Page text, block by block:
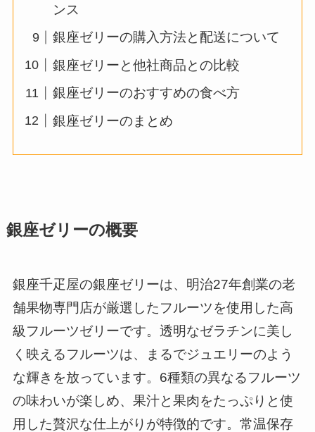
ンス
銀座ゼリーの購入方法と配送について
銀座ゼリーと他社商品との比較
銀座ゼリーのおすすめの食べ方
銀座ゼリーのまとめ
銀座ゼリーの概要
銀座千疋屋の銀座ゼリーは、明治27年創業の老
舗果物専門店が厳選したフルーツを使用した高
級フルーツゼリーです。透明なゼラチンに美し
く映えるフルーツは、まるでジュエリーのよう
な輝きを放っています。6種類の異なるフルーツ
の味わいが楽しめ、果汁と果肉をたっぷりと使
用した贅沢な仕上がりが特徴的です。常温保存